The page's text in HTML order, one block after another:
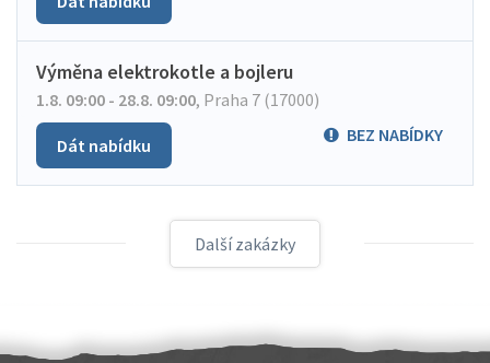
Výměna elektrokotle a bojleru
1.8. 09:00 - 28.8. 09:00, Praha 7 (17000)
BEZ NABÍDKY
Dát nabídku
Další zakázky